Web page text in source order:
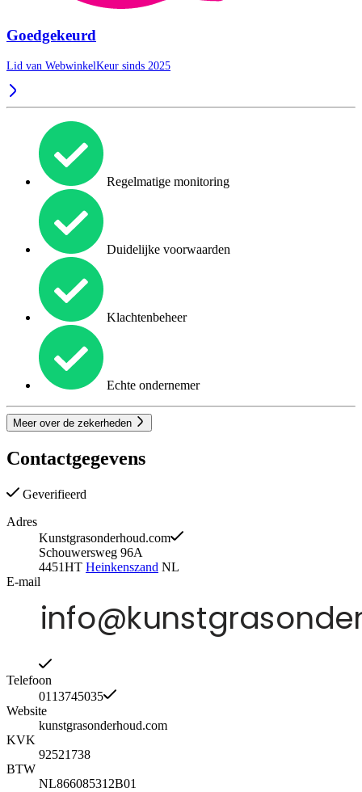
Goedgekeurd
Lid van WebwinkelKeur sinds 2025
Regelmatige monitoring
Duidelijke voorwaarden
Klachtenbeheer
Echte ondernemer
Meer over de zekerheden
Contactgegevens
Geverifieerd
Adres
Kunstgrasonderhoud.com
Schouwersweg 96A
4451HT Heinkenszand NL
E-mail
Telefoon
0113745035
Website
kunstgrasonderhoud.com
KVK
92521738
BTW
NL866085312B01